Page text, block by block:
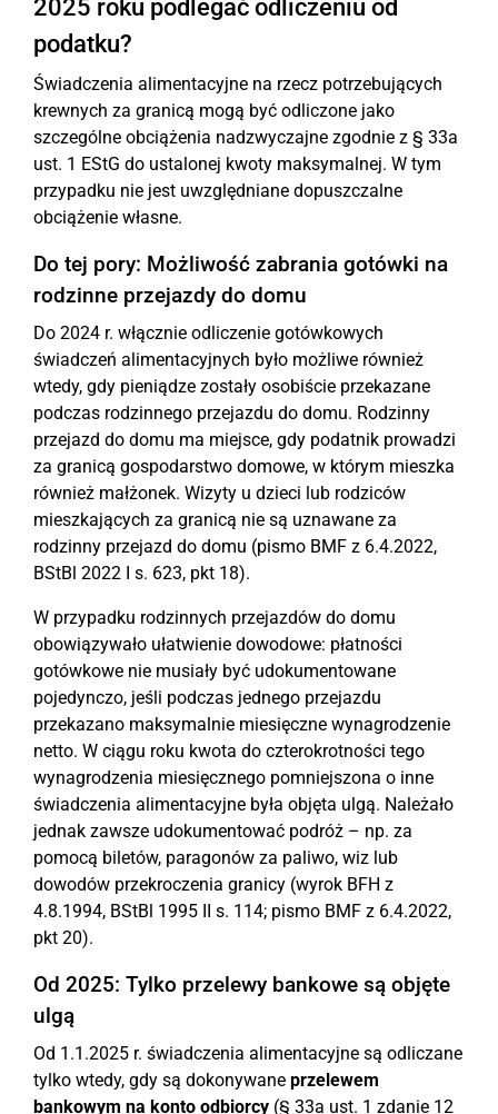
2025 roku podlegać odliczeniu od
podatku?
Świadczenia alimentacyjne na rzecz potrzebujących
krewnych za granicą mogą być odliczone jako
szczególne obciążenia nadzwyczajne zgodnie z § 33a
ust. 1 EStG do ustalonej kwoty maksymalnej. W tym
przypadku nie jest uwzględniane dopuszczalne
obciążenie własne.
Do tej pory: Możliwość zabrania gotówki na
rodzinne przejazdy do domu
Do 2024 r. włącznie odliczenie gotówkowych
świadczeń alimentacyjnych było możliwe również
wtedy, gdy pieniądze zostały osobiście przekazane
podczas rodzinnego przejazdu do domu. Rodzinny
przejazd do domu ma miejsce, gdy podatnik prowadzi
za granicą gospodarstwo domowe, w którym mieszka
również małżonek. Wizyty u dzieci lub rodziców
mieszkających za granicą nie są uznawane za
rodzinny przejazd do domu (pismo BMF z 6.4.2022,
BStBl 2022 I s. 623, pkt 18).
W przypadku rodzinnych przejazdów do domu
obowiązywało ułatwienie dowodowe: płatności
gotówkowe nie musiały być udokumentowane
pojedynczo, jeśli podczas jednego przejazdu
przekazano maksymalnie miesięczne wynagrodzenie
netto. W ciągu roku kwota do czterokrotności tego
wynagrodzenia miesięcznego pomniejszona o inne
świadczenia alimentacyjne była objęta ulgą. Należało
jednak zawsze udokumentować podróż – np. za
pomocą biletów, paragonów za paliwo, wiz lub
dowodów przekroczenia granicy (wyrok BFH z
4.8.1994, BStBl 1995 II s. 114; pismo BMF z 6.4.2022,
pkt 20).
Od 2025: Tylko przelewy bankowe są objęte
ulgą
Od 1.1.2025 r. świadczenia alimentacyjne są odliczane
tylko wtedy, gdy są dokonywane przelewem
bankowym na konto odbiorcy (§ 33a ust. 1 zdanie 12